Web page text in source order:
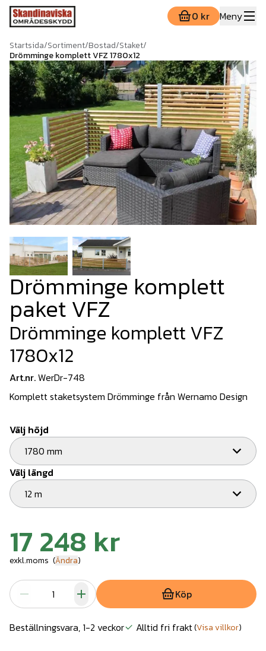
0 kr Meny
Startsida/Sortiment/Bostad/Staket/
Drömminge komplett VFZ 1780x12
Drömminge komplett
paket VFZ
Drömminge komplett VFZ
1780x12
Art.nr.WerDr-748
Komplett staketsystem Drömminge från Wernamo Design
Välj höjd
1780 mm
Välj längd
12 m
17 248 kr
exkl.moms (Ändra)
Köp
Beställningsvara, 1-2 veckor Alltid fri frakt(Visa villkor)